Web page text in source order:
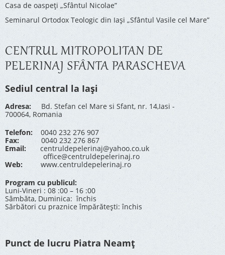
Casa de oaspeți „Sfântul Nicolae”
Seminarul Ortodox Teologic din Iași „Sfântul Vasile cel Mare”
CENTRUL MITROPOLITAN DE
PELERINAJ SFÂNTA PARASCHEVA
Sediul central la Iași
Adresa: Bd. Stefan cel Mare si Sfant, nr. 14,Iasi -
700064, Romania
Telefon: 0040 232 276 907
Fax: 0040 232 276 867
Email:
centruldepelerinaj@yahoo.co.uk
office@centruldepelerinaj.ro
Web:
www.centruldepelerinaj.ro
Program cu publicul:
Luni-Vineri : 08 :00 – 16 :00
Sâmbăta, Duminica: închis
Sărbători cu praznice împărătești: închis
Punct de lucru Piatra Neamț